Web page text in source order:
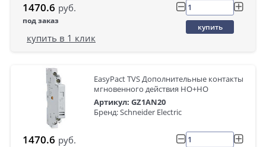
1470.6 руб.
под заказ
купить
купить в 1 клик
EasyPact TVS Дополнительные контакты
мгновенного действия НО+НО
Артикул: GZ1AN20
Бренд: Schneider Electric
1470.6 руб.